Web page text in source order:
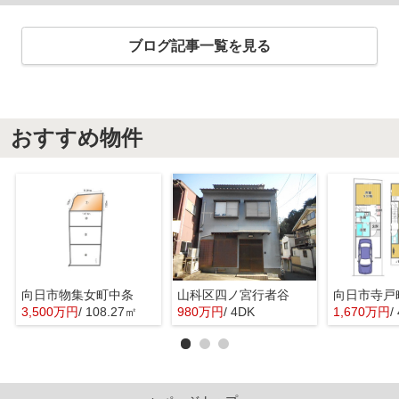
ブログ記事一覧を見る
おすすめ物件
向日市物集女町中条
3,500万円/ 108.27㎡
山科区四ノ宮行者谷
980万円/ 4DK
向日市寺戸
1,670万円/